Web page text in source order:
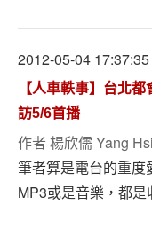
2012-05-04 17:37:35
【人車軼事】台北
訪5/6首播
作者 楊欣儒 Yang
筆者算是電台的重度
MP3或是音樂，都是